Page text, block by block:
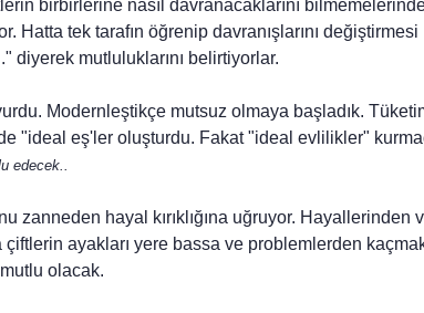
birbirlerine nasıl davranacaklarını
tek tarafın öğrenip davranışlarını
." diyerek mutluluklarını belirtiyorlar.
Modernleştikçe mutsuz olmaya başladık.
"ideal eş'ler oluşturdu. Fakat "ideal evlilikler"
edecek..
zanneden hayal kırıklığına uğruyor. Hayallerinden
ayakları yere bassa ve problemlerden
olacak.